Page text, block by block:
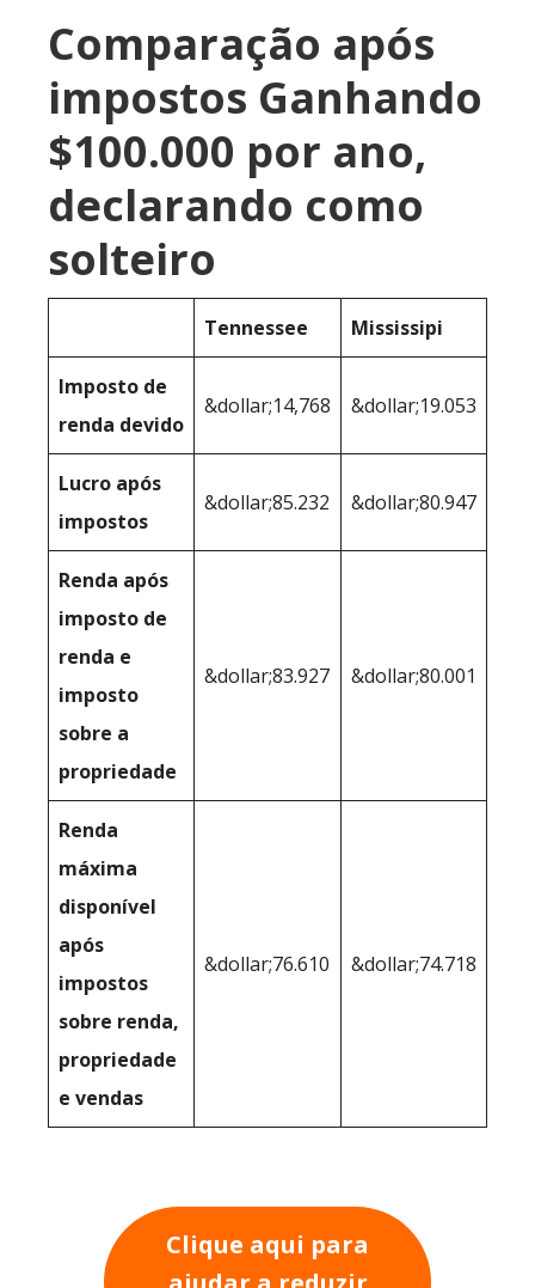
Comparação após
impostos Ganhando
$100.000 por ano,
declarando como
solteiro
Tennessee Mississipi
Imposto de
renda devido
&dollar;14,768 &dollar;19.053
Lucro após
impostos
&dollar;85.232 &dollar;80.947
Renda após
imposto de
renda e
imposto
sobre a
propriedade
&dollar;83.927 &dollar;80.001
Renda
máxima
disponível
após
impostos
sobre renda,
propriedade
e vendas
&dollar;76.610 &dollar;74.718
Clique aqui para